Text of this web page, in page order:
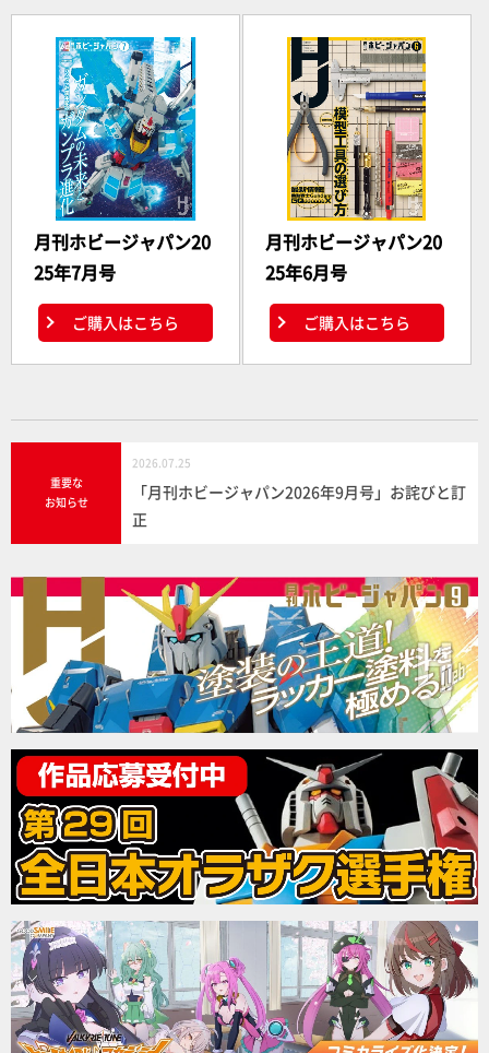
月刊ホビージャパン20
25年7月号
ご購入はこちら
月刊ホビージャパン20
25年6月号
ご購入はこちら
重要な
お知らせ
2026.07.25
「月刊ホビージャパン2026年9月号」お詫びと訂
正